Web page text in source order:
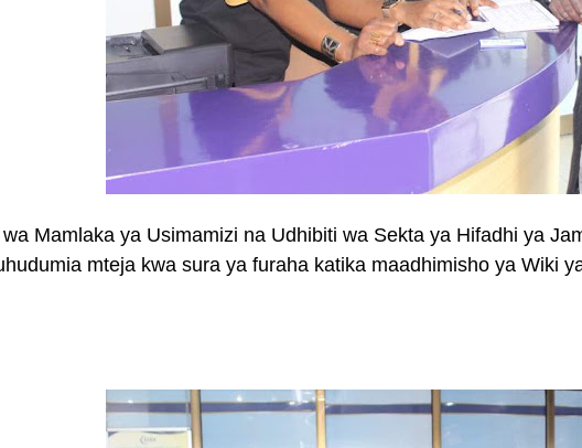
Mamlaka ya Usimamizi na Udhibiti wa Sekta ya Hifadhi ya
mteja kwa sura ya furaha katika maadhimisho ya Wiki